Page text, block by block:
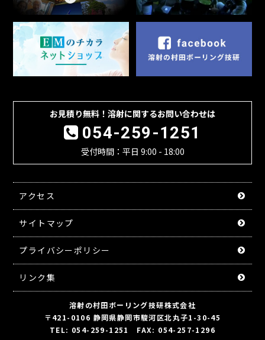
お見積り無料！溶射に関するお問い合わせは
054-259-1251
受付時間：平日 9:00 - 18:00
アクセス
サイトマップ
プライバシーポリシー
リンク集
溶射の村田ボーリング技研株式会社
〒421-0106 静岡県静岡市駿河区北丸子1-30-45
TEL: 054-259-1251 FAX: 054-257-1296